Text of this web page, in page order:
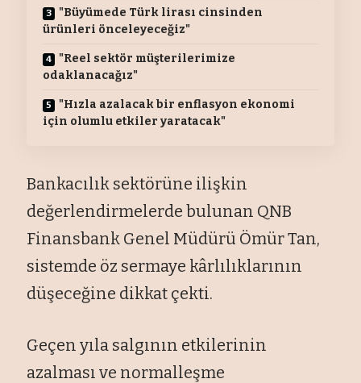
"Büyümede Türk lirası cinsinden
ürünleri önceleyeceğiz"
"Reel sektör müşterilerimize
odaklanacağız"
"Hızla azalacak bir enflasyon ekonomi
için olumlu etkiler yaratacak"
Bankacılık sektörüne ilişkin
değerlendirmelerde bulunan QNB
Finansbank Genel Müdürü Ömür Tan,
sistemde öz sermaye kârlılıklarının
düşeceğine dikkat çekti.
Geçen yıla salgının etkilerinin
azalması ve normalleşme